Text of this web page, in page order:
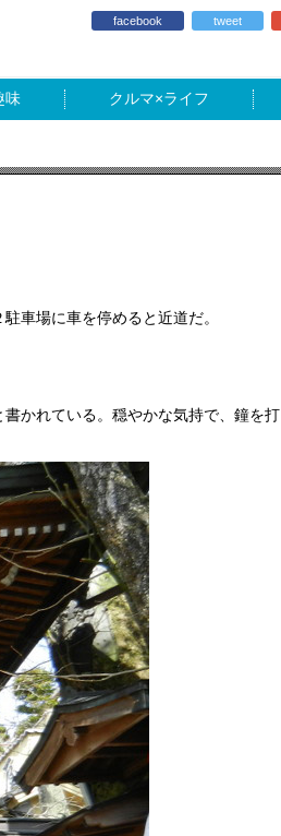
facebook tweet
味 ライフ
車場に車を停めると近道だ。
かれている。穏やかな気持で、鐘を打